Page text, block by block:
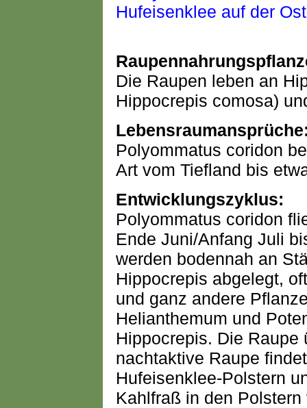
Die Raupen leben an
Hippocrepis comosa)
Polyommatus coridon
Art vom Tiefland bis
Entwicklungszyklus:
Polyommatus coridon
Ende Juni/Anfang Juli
werden bodennah an
Hippocrepis abgelegt,
und ganz andere
Helianthemum und
Hippocrepis. Die Raupe
nachtaktive Raupe
Hufeisenklee-Polstern
Kahlfraß in den